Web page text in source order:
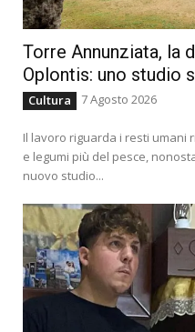
Torre Annunziata, la
Oplontis: uno studio
Cultura 7 Agosto 2026
Il lavoro riguarda i resti umani
e legumi più del pesce,
nuovo studio...